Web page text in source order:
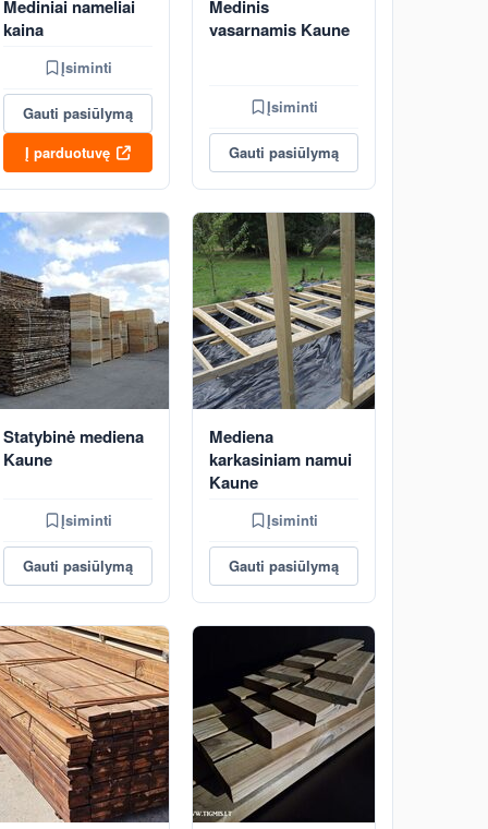
Mediniai nameliai
kaina
Įsiminti
Gauti pasiūlymą
Į parduotuvę
Medinis
vasarnamis Kaune
Įsiminti
Gauti pasiūlymą
Statybinė mediena
Kaune
Įsiminti
Gauti pasiūlymą
Mediena
karkasiniam namui
Kaune
Įsiminti
Gauti pasiūlymą